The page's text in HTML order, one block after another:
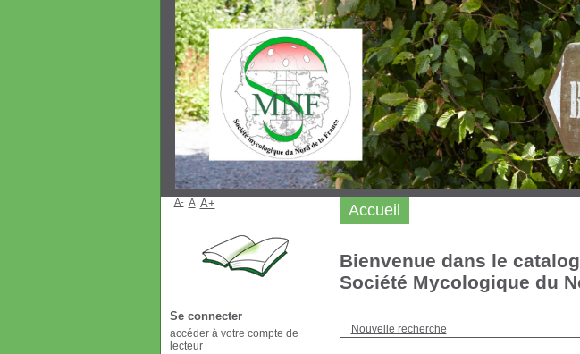
Bienvenue dans le
Société Mycologique du
Nouvelle recherche
Accueil
A- A A+
Se connecter
accéder à votre compte de
lecteur